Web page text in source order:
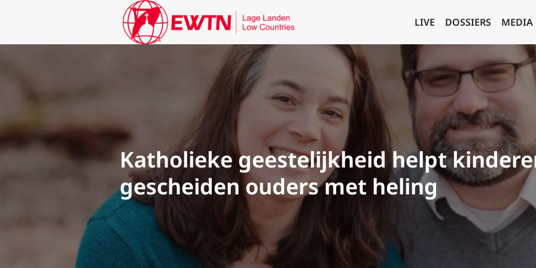
LIVE DOSSIERS MEDIA
Katholieke geestelijkheid helpt
gescheiden ouders met heling